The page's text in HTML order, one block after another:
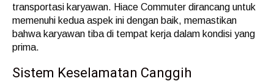
transportasi karyawan. Hiace Commuter dirancang untuk
memenuhi kedua aspek ini dengan baik, memastikan
bahwa karyawan tiba di tempat kerja dalam kondisi yang
prima.
Sistem Keselamatan Canggih